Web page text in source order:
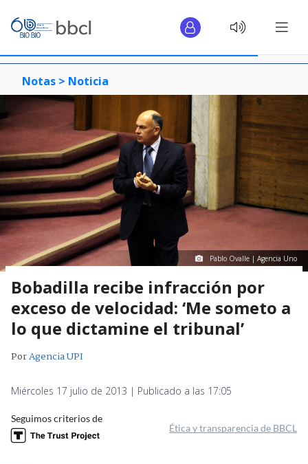
Notas > Noticia
Pablo Ovalle | Agencia Uno
Bobadilla recibe infracción por
exceso de velocidad: ‘Me someto a
lo que dictamine el tribunal’
PorAgencia UPI
Miércoles 17 julio de 2013 | Publicado a las 17:05
Seguimos criterios de
Ética y transparencia de BBCL